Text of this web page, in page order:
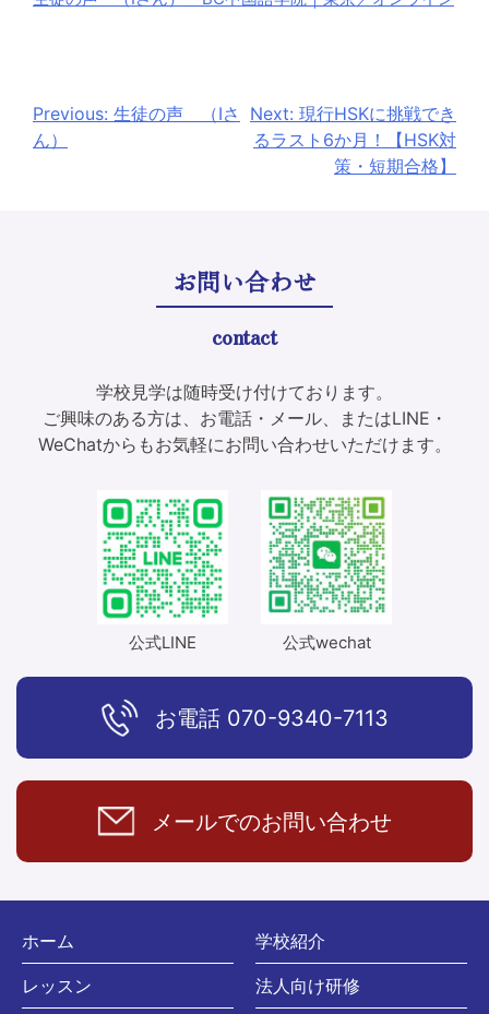
投
稿
ン
Previous: 生徒の声 （Iさ
ん）
Next: 現行HSKに挑戦でき
るラスト6か月！【HSK対
策・短期合格】
お問い合わせ
contact
学校見学は随時受け付けております。
ご興味のある方は、お電話・メール、またはLINE・
WeChatからもお気軽にお問い合わせいただけます。
公式LINE 公式wechat
お電話 070-9340-7113
メールでのお問い合わせ
ホーム 学校紹介
レッスン 法人向け研修